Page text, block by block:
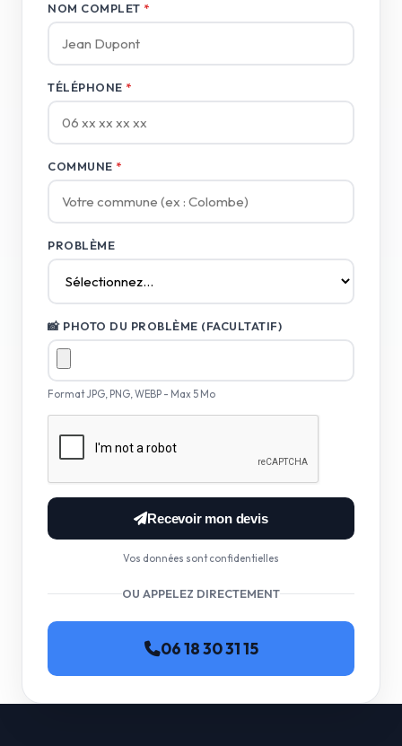
NOM COMPLET *
TÉLÉPHONE *
COMMUNE *
PROBLÈME
📸 PHOTO DU PROBLÈME (FACULTATIF)
Format JPG, PNG, WEBP - Max 5 Mo
Recevoir mon devis
Vos données sont confidentielles
OU APPELEZ DIRECTEMENT
06 18 30 31 15